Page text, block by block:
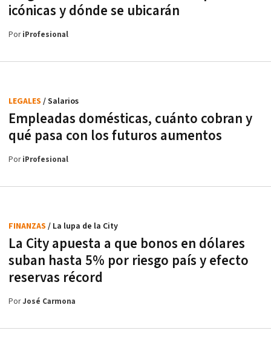
icónicas y dónde se ubicarán
PoriProfesional
Empleadas domésticas, cuánto cobran y
qué pasa con los futuros aumentos
LEGALES / Salarios
PoriProfesional
La City apuesta a que bonos en dólares
suban hasta 5% por riesgo país y efecto
reservas récord
FINANZAS / La lupa de la City
PorJosé Carmona